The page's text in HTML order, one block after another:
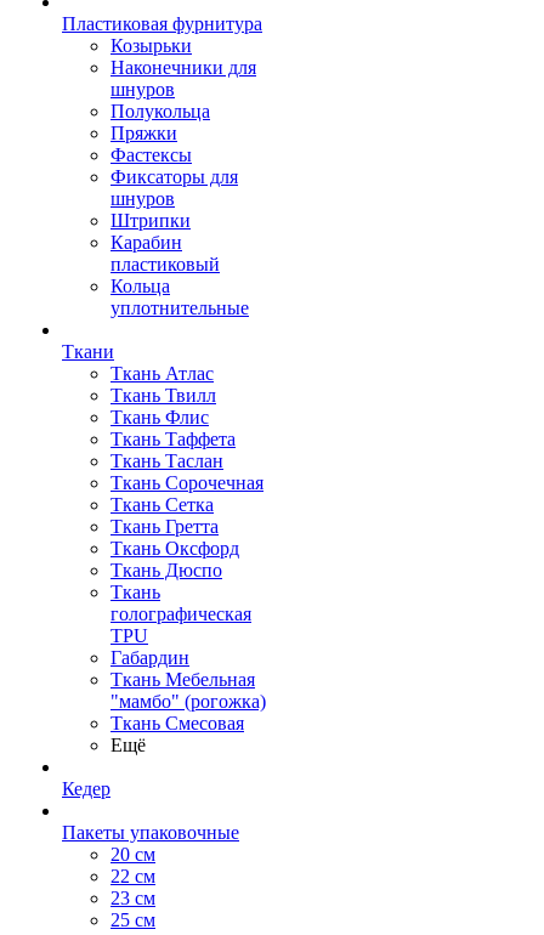
Пластиковая фурнитура
Козырьки
Наконечники для
шнуров
Полукольца
Пряжки
Фастексы
Фиксаторы для
шнуров
Штрипки
Карабин
пластиковый
Кольца
уплотнительные
Ткани
Ткань Атлас
Ткань Твилл
Ткань Флис
Ткань Таффета
Ткань Таслан
Ткань Сорочечная
Ткань Сетка
Ткань Гретта
Ткань Оксфорд
Ткань Дюспо
Ткань
голографическая
TPU
Габардин
Ткань Мебельная
"мамбо" (рогожка)
Ткань Смесовая
Ещё
Кедер
Пакеты упаковочные
20 см
22 см
23 см
25 см